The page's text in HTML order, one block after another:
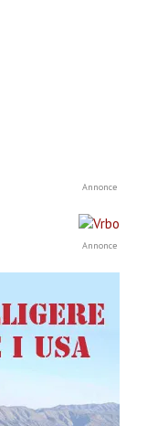
Annonce
Annonce